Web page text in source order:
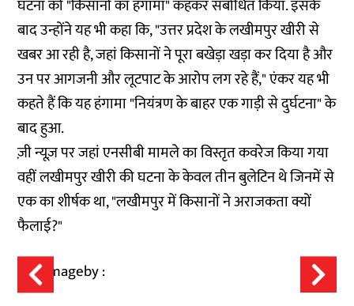
घटना को "किसानों का हंगामा" कहकर संबोधित किया. इसके
बाद उन्होंने यह भी कहा कि, "उत्तर प्रदेश के लखीमपुर खीरी से
खबर आ रही है, जहां किसानों ने पूरा बखेड़ा खड़ा कर दिया है और
उन पर आगजनी और लूटपाट के आरोप लग रहे हैं," एंकर यह भी
कहते हैं कि यह हंगामा "नियंत्रण के बाहर एक गाड़ी से दुर्घटना" के
बाद हुआ.
ज़ी न्यूज़ पर जहां एनसीबी मामले का विस्तृत कवरेज किया गया
वहीं लखीमपुर खीरी की घटना के केवल तीन बुलेटिन थे जिनमें से
एक काशीर्षकथा, "लखीमपुर में किसानों ने अराजकता क्यों
फैलाई?"